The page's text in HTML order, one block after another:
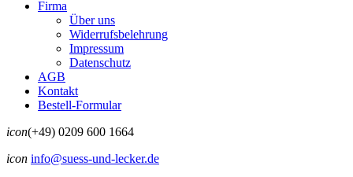
Firma
Über uns
Widerrufsbelehrung
Impressum
Datenschutz
AGB
Kontakt
Bestell-Formular
icon(+49) 0209 600 1664
icon info@suess-und-lecker.de